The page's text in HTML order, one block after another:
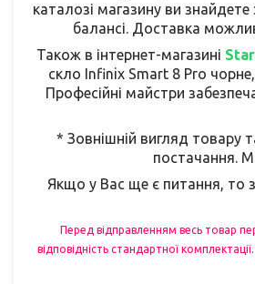
каталозі магазину ви
балансі. Доставка
Також в інтернет-магазині
скло Infinix Smart 8 Pro
Професійні майстри
* Зовнішній вигляд товару
постачання.
Якщо у Вас ще є питання, то
Перед відправленням весь товар
відповідність стандартної